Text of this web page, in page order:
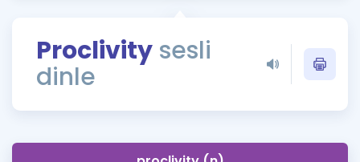
Rehberlik Aracı
ÖSYM Sınav Takvimi
Proclivity sesli
dinle